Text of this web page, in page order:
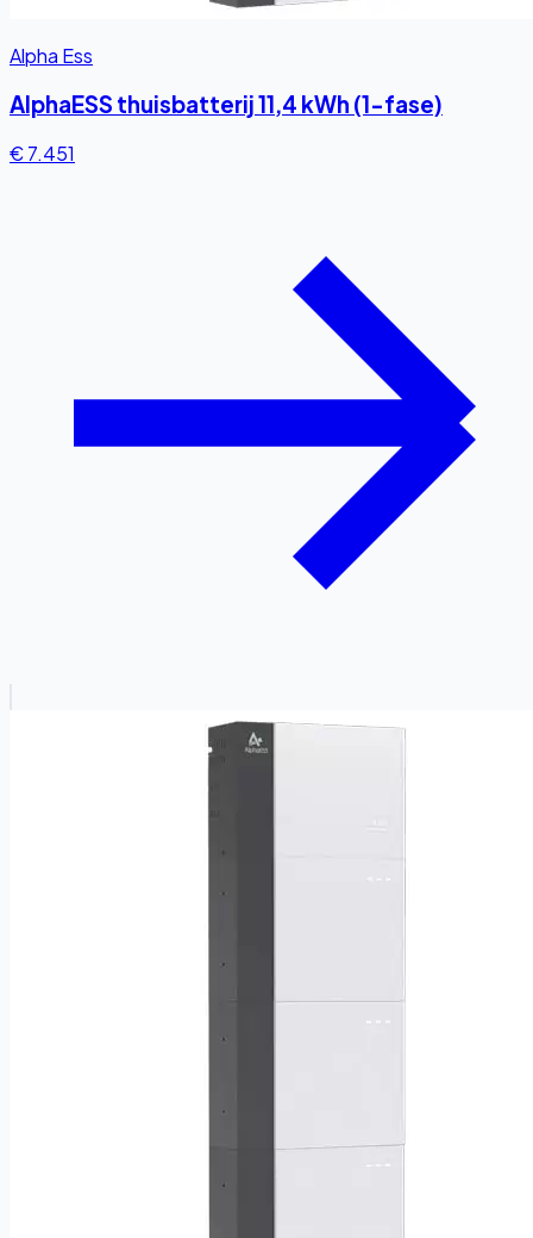
Alpha Ess
AlphaESS thuisbatterij 11,4 kWh (1-fase)
€ 7.451